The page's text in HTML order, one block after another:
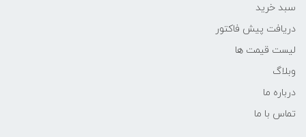
سبد خرید
دریافت پیش فاکتور
لیست قیمت ها
وبلاگ
درباره ما
تماس با ما